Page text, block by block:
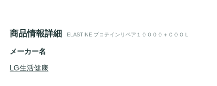
商品情報詳細 ELASTINE プロテインリペア１００００＋ＣＯＯＬ
メーカー名
LG生活健康